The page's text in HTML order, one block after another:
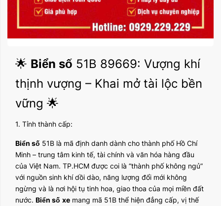
🌟 Biển số 51B 89669: Vượng khí
thịnh vượng – Khai mở tài lộc bền
vững 🌟
1. Tỉnh thành cấp:
Biển số 51B là mã định danh dành cho thành phố Hồ Chí
Minh – trung tâm kinh tế, tài chính và văn hóa hàng đầu
của Việt Nam. TP.HCM được coi là “thành phố không ngủ”
với nguồn sinh khí dồi dào, năng lượng đổi mới không
ngừng và là nơi hội tụ tinh hoa, giao thoa của mọi miền đất
nước. Biển số xe mang mã 51B thể hiện đẳng cấp, vị thế